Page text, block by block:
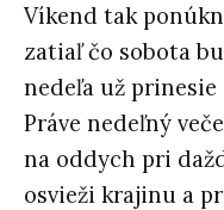
Víkend tak
zatiaľ čo sobota
nedeľa už prinesie
Práve nedeľný
na oddych pri
osvieži krajinu a